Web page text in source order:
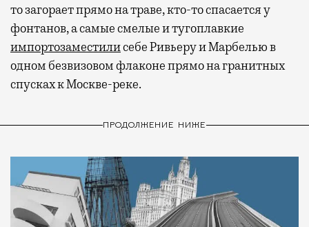
то загорает прямо на траве, кто-то спасается у
фонтанов, а самые смелые и тугоплавкие
импортозаместилисебе Ривьеру и Марбелью в
одном безвизовом флаконе прямо на гранитных
спусках к Москве-реке.
ПРОДОЛЖЕНИЕ НИЖЕ